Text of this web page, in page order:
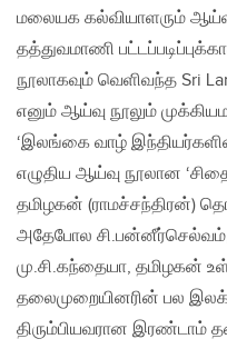
மலையக கல்வியாளரும்
தத்துவமாணி
நூலாகவும் வெளிவந்த Sri
எனும் ஆய்வு நூலும்
‘இலங்கை வாழ் இந்தியர்களின்
எழுதிய ஆய்வு நூலான
தமிழகன் (ராமச்சந்திரன்)
அதேபோல
மு.சி.கந்தையா, தமிழகன்
தலைமுறையினரின் பல
திரும்பியவரான இரண்டாம்